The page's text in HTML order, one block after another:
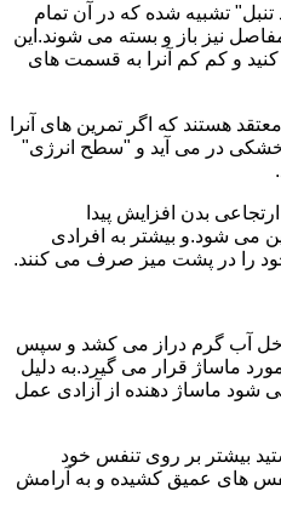
تنبل" تشبیه شده که در آن تمام
نیز باز و بسته می شوند.این
و کم کم آنرا به قسمت های
هستند که اگر تمرین های آنرا
خشکی در می آید و "سطح انرژی"
بدن افزایش پیدا
می شود.و بیشتر به افرادی
را در پشت میز صرف می کنند.
آب گرم دراز می کشد و سپس
ماساژ قرار می گیرد.به دلیل
شود ماساژ دهنده از آزادی عمل
بیشتر بر روی تنفس خود
های عمیق کشیده و به آرامش